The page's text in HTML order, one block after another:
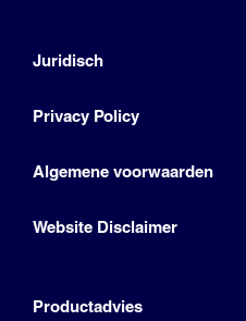
Juridisch
Privacy Policy
Algemene voorwaarden
Website Disclaimer
Productadvies